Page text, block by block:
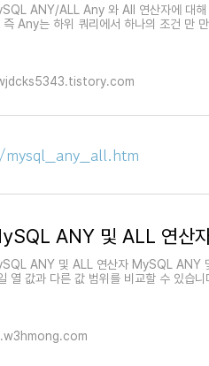
ANY/ALL Any 와 All 연산자에 대
즉 Any는 하위 쿼리에서 하나의 조건 만
ANY 및 ALL 연산
ANY 및 ALL 연산자 MySQL ANY
열 값과 다른 값 범위를 비교할 수 있습